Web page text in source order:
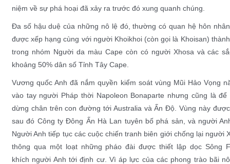
niệm về sự phá hoại đã xảy ra trước đó xung quanh chúng.
Đa số hậu duệ của những nô lệ đó, thường có quan hệ hôn
được xếp hạng cùng với người Khoikhoi (còn gọi là Khoisan)
trong nhóm Người da màu Cape còn có người Xhosa và các
khoảng 50% dân số Tỉnh Tây Cape
Vương quốc Anh đã nắm quyền kiểm soát vùng Mũi Hảo Vọng
vào tay người Pháp thời Napoleon Bonaparte nhưng cũng là
dừng chân trên con đường tới Australia và Ấn Độ. Vùng này
sau đó Công ty Đông Ấn Hà Lan tuyên bố phá sản, và người
Người Anh tiếp tục các cuộc chiến tranh biên giới chống lại người
thông qua một loạt những pháo đài được thiết lập dọc Sông
khích người Anh tới định cư. Vì áp lực của các phong trào bãi nô